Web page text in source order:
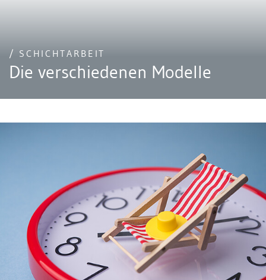
/ SCHICHTARBEIT
Die verschiedenen Modelle